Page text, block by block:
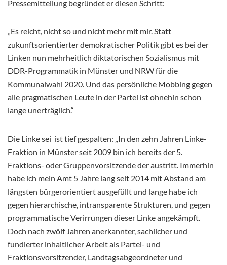
Pressemitteilung begründet er diesen Schritt:
„Es reicht, nicht so und nicht mehr mit mir. Statt
zukunftsorientierter demokratischer Politik gibt es bei der
Linken nun mehrheitlich diktatorischen Sozialismus mit
DDR-Programmatik in Münster und NRW für die
Kommunalwahl 2020. Und das persönliche Mobbing gegen
alle pragmatischen Leute in der Partei ist ohnehin schon
lange unerträglich.“
Die Linke sei ist tief gespalten: „In den zehn Jahren Linke-
Fraktion in Münster seit 2009 bin ich bereits der 5.
Fraktions- oder Gruppenvorsitzende der austritt. Immerhin
habe ich mein Amt 5 Jahre lang seit 2014 mit Abstand am
längsten bürgerorientiert ausgefüllt und lange habe ich
gegen hierarchische, intransparente Strukturen, und gegen
programmatische Verirrungen dieser Linke angekämpft.
Doch nach zwölf Jahren anerkannter, sachlicher und
fundierter inhaltlicher Arbeit als Partei- und
Fraktionsvorsitzender, Landtagsabgeordneter und